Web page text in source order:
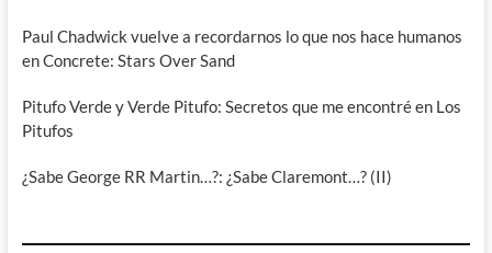
Paul Chadwick vuelve a recordarnos lo que nos hace humanos
en Concrete: Stars Over Sand
Pitufo Verde y Verde Pitufo: Secretos que me encontré en Los
Pitufos
¿Sabe George RR Martin…?: ¿Sabe Claremont…? (II)